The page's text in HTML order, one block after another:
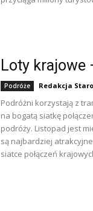
Loty krajowe
Podróże Redakcja
Podróżni korzystają z
na bogatą siatkę
podróży. Listopad jest
są najbardziej
siatce połączeń